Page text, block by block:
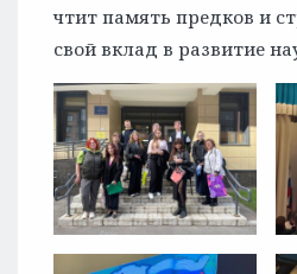
чтит память предков и
свой вклад в развитие